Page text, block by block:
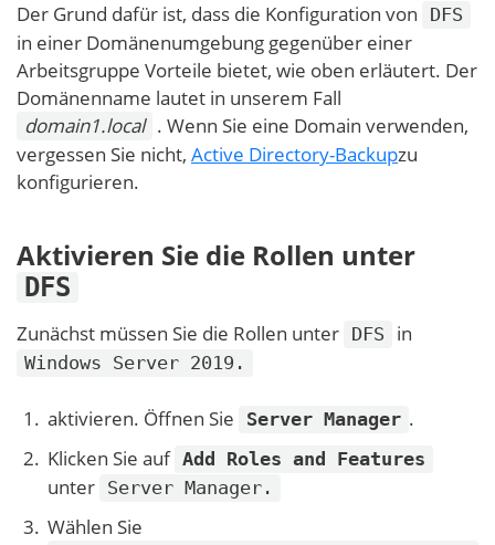
Der Grund dafür ist, dass die Konfiguration von DFS
in einer Domänenumgebung gegenüber einer
Arbeitsgruppe Vorteile bietet, wie oben erläutert. Der
Domänenname lautet in unserem Fall
domain1.local . Wenn Sie eine Domain verwenden,
vergessen Sie nicht, Active Directory-Backupzu
konfigurieren.
Aktivieren Sie die Rollen unter
DFS
Zunächst müssen Sie die Rollen unter DFS in
Windows Server 2019.
aktivieren. Öffnen Sie Server Manager .
Klicken Sie auf Add Roles and Features
unter Server Manager.
Wählen Sie